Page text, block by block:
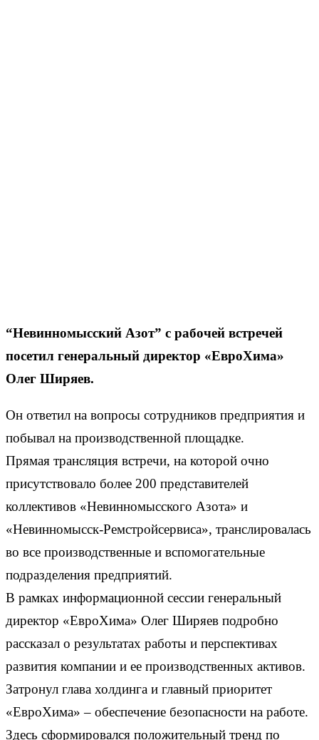
“Невинномысский Азот” с рабочей встречей
посетил генеральный директор «ЕвроХима»
Олег Ширяев.
Он ответил на вопросы сотрудников предприятия и
побывал на производственной площадке.
Прямая трансляция встречи, на которой очно
присутствовало более 200 представителей
коллективов «Невинномысского Азота» и
«Невинномысск-Ремстройсервиса», транслировалась
во все производственные и вспомогательные
подразделения предприятий.
В рамках информационной сессии генеральный
директор «ЕвроХима» Олег Ширяев подробно
рассказал о результатах работы и перспективах
развития компании и ее производственных активов.
Затронул глава холдинга и главный приоритет
«ЕвроХима» – обеспечение безопасности на работе.
Здесь сформировался положительный тренд по